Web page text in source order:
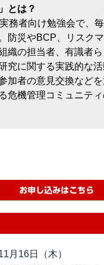
とは？
務者向け勉強会で、
防災やBCP、リスク
織の担当者、有識者ら
究に関する実践的な
加者の意見交換など
危機管理コミュニテ
月16日（木）